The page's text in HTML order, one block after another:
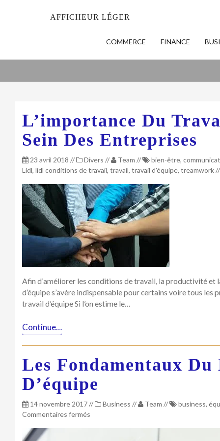
AFFICHEUR LÉGER
COMMERCE FINANCE
L’importance Du
Sein Des Entreprises
23 avril 2018 // Divers // Team // bien-être,
Lidl, lidl conditions de travail, travail, travail d'équipe, treamwork//
Afin d’améliorer les conditions de travail, la productivité et
d’équipe s’avère indispensable pour certains voire tous les
travail d’équipe Si l’on estime le…
Continue…
Les Fondamentaux Du
D’équipe
14 novembre 2017// Business // Team // business,
Commentaires fermés